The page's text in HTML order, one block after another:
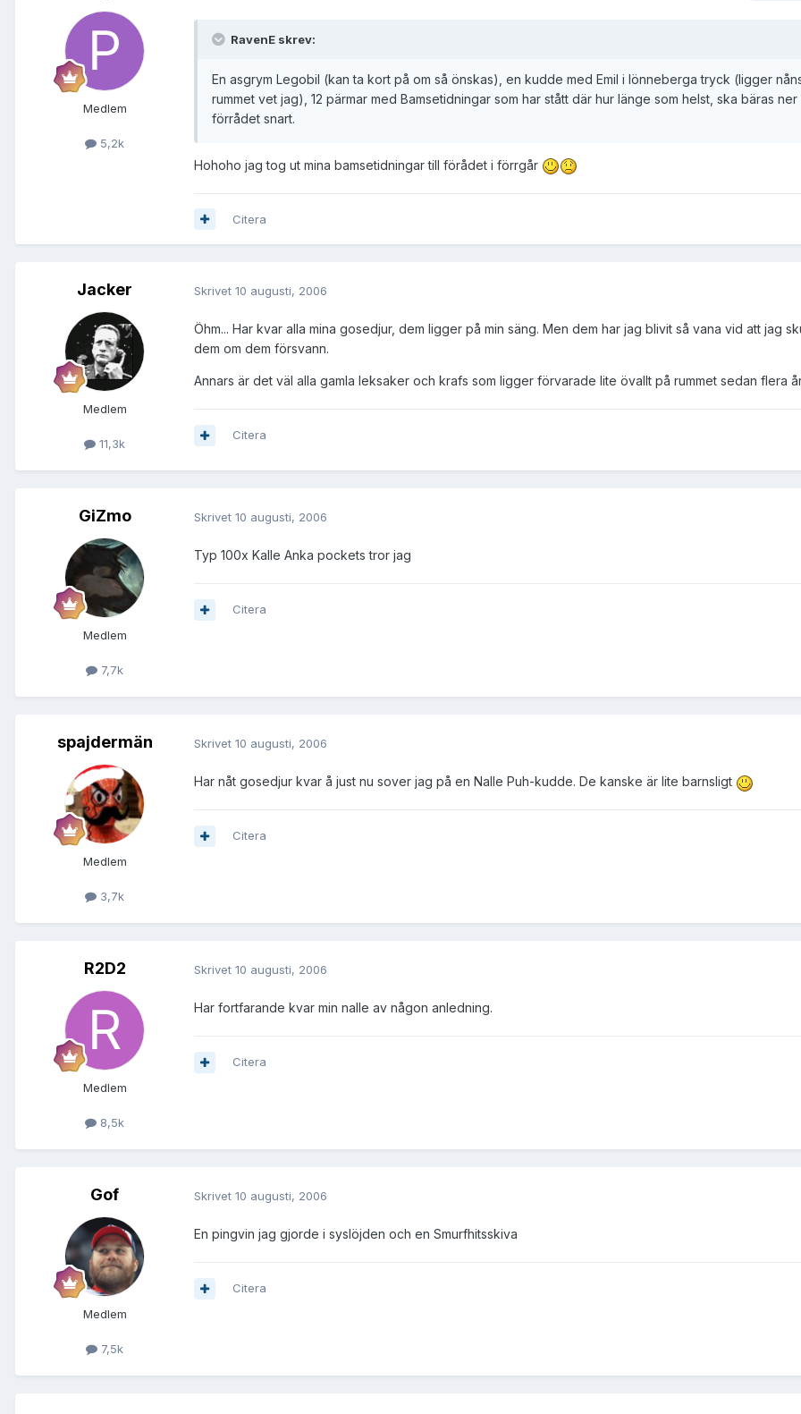
Medlem
5,2k
RavenE skrev:
En asgrym Legobil (kan ta kort på om så önskas), en kudde med Emil i lönneberga tryck (ligger
rummet vet jag), 12 pärmar med Bamsetidningar som har stått där hur länge som helst, ska bäras ner
förrådet snart.
Hohoho jag tog ut mina bamsetidningar till förådet i förrgår
Citera
Jacker
Medlem
11,3k
Skrivet 10 augusti, 2006
Öhm... Har kvar alla mina gosedjur, dem ligger på min säng. Men dem har jag blivit så vana vid att jag
dem om dem försvann.
Annars är det väl alla gamla leksaker och krafs som ligger förvarade lite övallt på rummet sedan flera
Citera
GiZmo
Medlem
7,7k
Skrivet 10 augusti, 2006
Typ 100x Kalle Anka pockets tror jag
Citera
spajdermän
Medlem
3,7k
Skrivet 10 augusti, 2006
Har nåt gosedjur kvar å just nu sover jag på en Nalle Puh-kudde. De kanske är lite barnsligt
Citera
R2D2
Medlem
8,5k
Skrivet 10 augusti, 2006
Har fortfarande kvar min nalle av någon anledning.
Citera
Gof
Medlem
7,5k
Skrivet 10 augusti, 2006
En pingvin jag gjorde i syslöjden och en Smurfhitsskiva
Citera